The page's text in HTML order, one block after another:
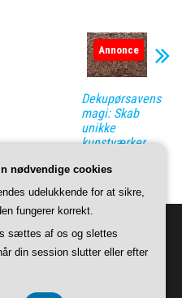
Annonce
Dekupørsavens
magi: Skab
unikke
kunstværker
og finesse
indhold om ting
nødvendige cookies
udelukkende for at sikre,
fungerer korrekt.
sættes af os og slettes
din session slutter eller efter